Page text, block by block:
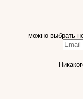
можно выбрать